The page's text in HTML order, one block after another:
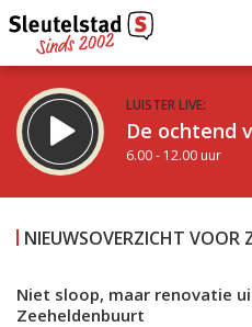
LUISTER LIVE:
De ochtend
6.00 - 12.00 uur
De middag van
Inklappen
NIEUWSOVERZICHT VOOR
Niet sloop, maar renovatie
Zeeheldenbuurt